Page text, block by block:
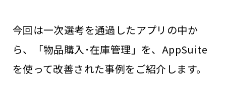
今回は一次選考を通過したアプリの中か
ら、「物品購入･在庫管理」を、AppSuite
を使って改善された事例をご紹介します。